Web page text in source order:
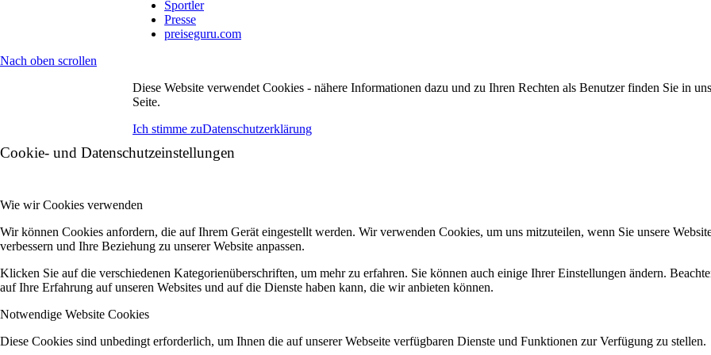
Sportler
Presse
preiseguru.com
Nach oben scrollen
Diese Website verwendet Cookies - nähere Informationen dazu und zu Ihren Rechten als Benutzer finden Sie in
Seite.
Ich stimme zuDatenschutzerklärung
Cookie- und Datenschutzeinstellungen
Wie wir Cookies verwenden
Wir können Cookies anfordern, die auf Ihrem Gerät eingestellt werden. Wir verwenden Cookies, um uns mitzuteilen, wenn Sie unsere
verbessern und Ihre Beziehung zu unserer Website anpassen.
Klicken Sie auf die verschiedenen Kategorienüberschriften, um mehr zu erfahren. Sie können auch einige Ihrer Einstellungen ändern.
auf Ihre Erfahrung auf unseren Websites und auf die Dienste haben kann, die wir anbieten können.
Notwendige Website Cookies
Diese Cookies sind unbedingt erforderlich, um Ihnen die auf unserer Webseite verfügbaren Dienste und Funktionen zur Verfügung zu stellen.